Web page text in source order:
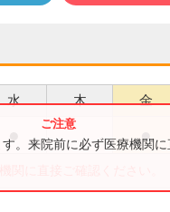
水 木 金
● ●
関に直接ご確認ください。
。来院前に必ず医療機関に